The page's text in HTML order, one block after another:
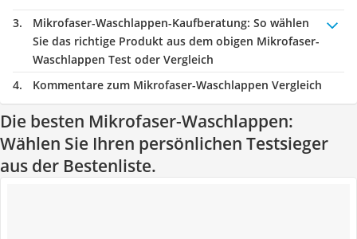
Mikrofaser-Waschlappen-Kaufberatung: So wählen
Sie das richtige Produkt aus dem obigen Mikrofaser-
Waschlappen Test oder Vergleich
Kommentare zum Mikrofaser-Waschlappen Vergleich
Die besten Mikrofaser-Waschlappen:
Wählen Sie Ihren persönlichen Testsieger
aus der Bestenliste.